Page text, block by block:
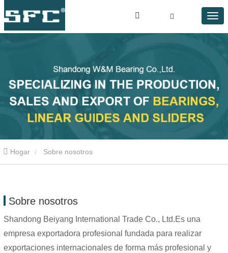
Hogar Sobre nosotros
Sobre nosotros
Shandong Beiyang International Trade Co., Ltd.Es una
empresa exportadora profesional fundada para realizar
exportaciones internacionales de forma más profesional y